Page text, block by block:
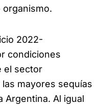
2022-
condiciones
el sector
mayores sequías
Argentina. Al igual